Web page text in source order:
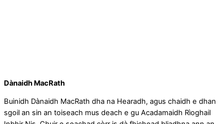
Dànaidh MacRath
Buinidh Dànaidh MacRath dha na Hearadh, agus chaidh e dhan
sgoil an sin an toiseach mus deach e gu Acadamaidh Rìoghail